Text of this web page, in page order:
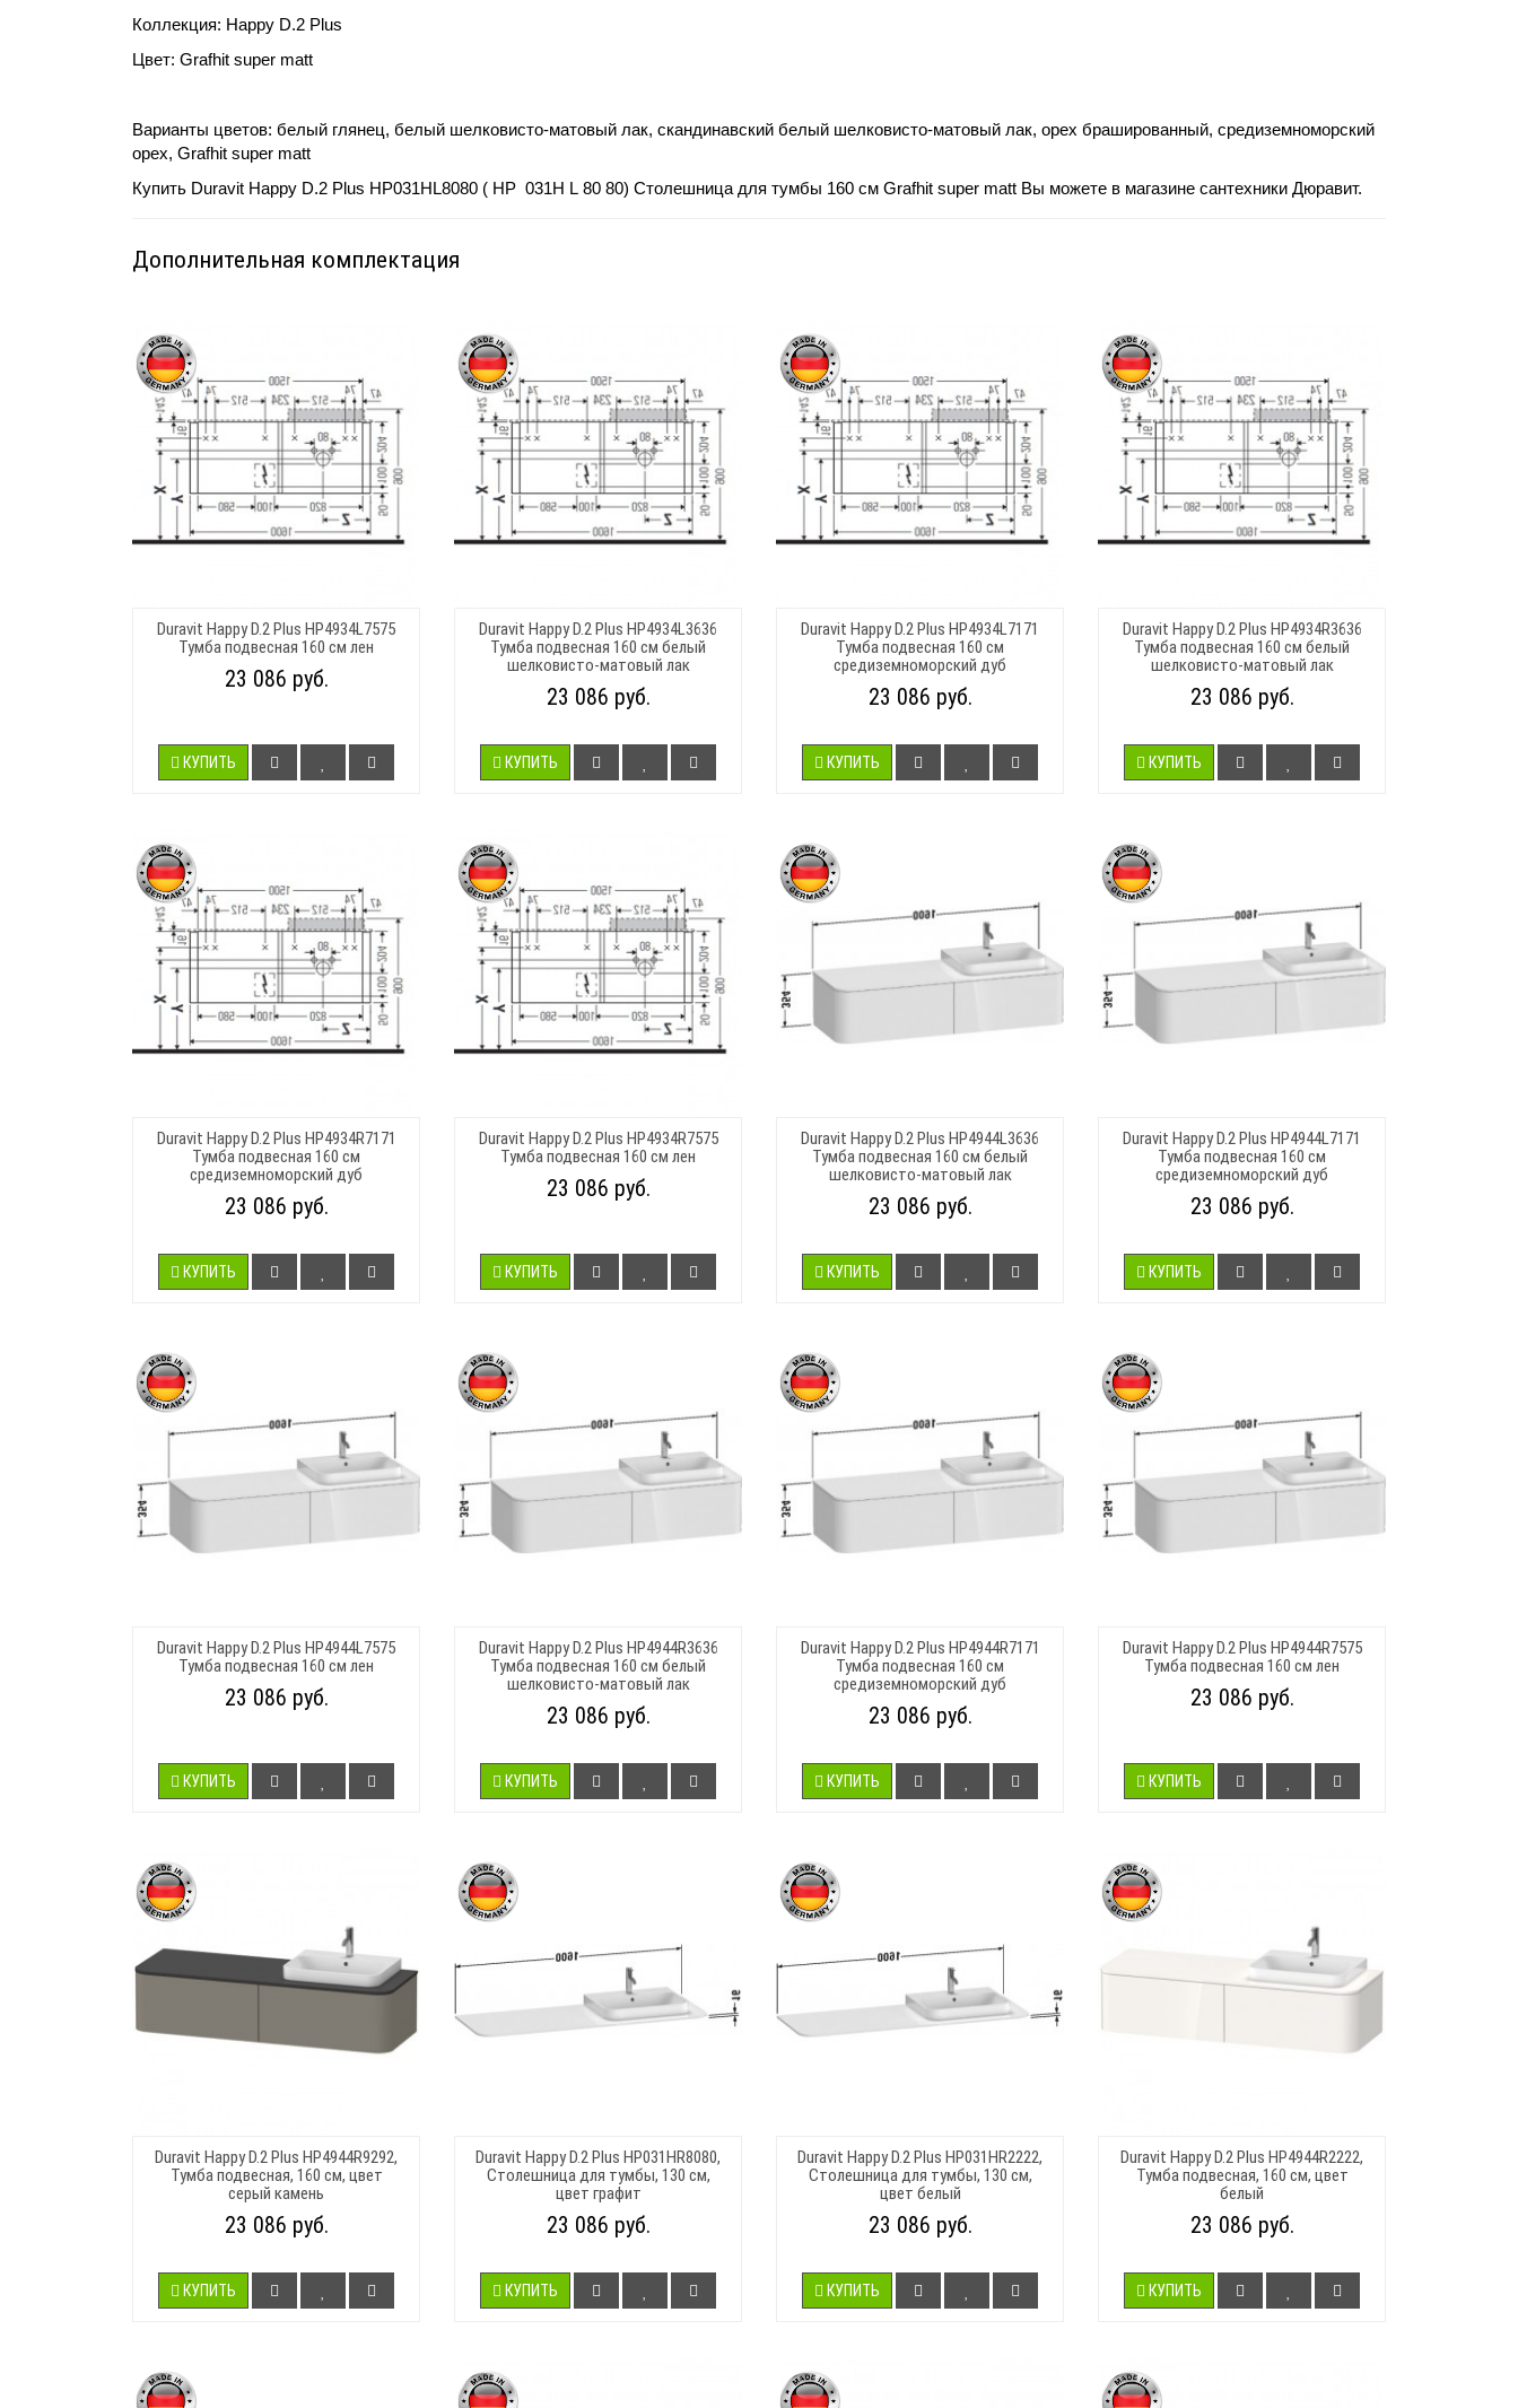
Коллекция: Happy D.2 Plus
Цвет: Grafhit super matt
Варианты цветов: белый глянец, белый шелковисто-матовый лак, скандинавский белый шелковисто-матовый лак, орех брашированный, средиземноморский
орех, Grafhit super matt
Купить Duravit Happy D.2 Plus HP031HL8080 ( HP 031H L 80 80) Столешница для тумбы 160 см Grafhit super matt Вы можете в магазине сантехники Дюравит.
Дополнительная комплектация
Duravit Happy D.2 Plus HP4934L7575
Тумба подвесная 160 см лен
23 086 руб.
КУПИТЬ
Duravit Happy D.2 Plus HP4934L3636
Тумба подвесная 160 см белый
шелковисто-матовый лак
23 086 руб.
КУПИТЬ
Duravit Happy D.2 Plus HP4934L7171
Тумба подвесная 160 см
средиземноморский дуб
23 086 руб.
КУПИТЬ
Duravit Happy D.2 Plus HP4934R3636
Тумба подвесная 160 см белый
шелковисто-матовый лак
23 086 руб.
КУПИТЬ
Duravit Happy D.2 Plus HP4934R7171
Тумба подвесная 160 см
средиземноморский дуб
23 086 руб.
КУПИТЬ
Duravit Happy D.2 Plus HP4934R7575
Тумба подвесная 160 см лен
23 086 руб.
КУПИТЬ
Duravit Happy D.2 Plus HP4944L3636
Тумба подвесная 160 см белый
шелковисто-матовый лак
23 086 руб.
КУПИТЬ
Duravit Happy D.2 Plus HP4944L7171
Тумба подвесная 160 см
средиземноморский дуб
23 086 руб.
КУПИТЬ
Duravit Happy D.2 Plus HP4944L7575
Тумба подвесная 160 см лен
23 086 руб.
КУПИТЬ
Duravit Happy D.2 Plus HP4944R3636
Тумба подвесная 160 см белый
шелковисто-матовый лак
23 086 руб.
КУПИТЬ
Duravit Happy D.2 Plus HP4944R7171
Тумба подвесная 160 см
средиземноморский дуб
23 086 руб.
КУПИТЬ
Duravit Happy D.2 Plus HP4944R7575
Тумба подвесная 160 см лен
23 086 руб.
КУПИТЬ
Duravit Happy D.2 Plus HP4944R9292,
Тумба подвесная, 160 см, цвет
серый камень
23 086 руб.
КУПИТЬ
Duravit Happy D.2 Plus HP031HR8080,
Столешница для тумбы, 130 см,
цвет графит
23 086 руб.
КУПИТЬ
Duravit Happy D.2 Plus HP031HR2222,
Столешница для тумбы, 130 см,
цвет белый
23 086 руб.
КУПИТЬ
Duravit Happy D.2 Plus HP4944R2222,
Тумба подвесная, 160 см, цвет
белый
23 086 руб.
КУПИТЬ